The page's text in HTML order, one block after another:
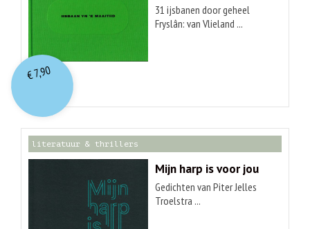
31 ijsbanen door geheel
Fryslân: van Vlieland ...
€7,90
literatuur & thrillers
Mijn harp is voor jou
Gedichten van Piter Jelles
Troelstra ...